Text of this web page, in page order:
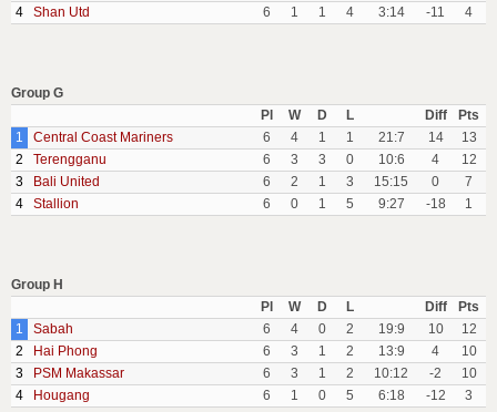
4
Shan Utd 6 1 1 4 3:14 -11 4
Group G
Pl
W D L Diff
Pts
1
Central Coast Mariners 6 4 1 1 21:7 14
13
2
Terengganu 6 3 3 0 10:6 4
12
3
Bali United 6 2 1 3 15:15 0
7
4
Stallion 6 0 1 5 9:27 -18 1
Group H
Pl
W D L Diff
Pts
1
Sabah 6 4 0 2 19:9 10
12
2
Hai Phong 6 3 1 2 13:9 4
10
3
PSM Makassar 6 3 1 2 10:12 -2
10
4
Hougang 6 1 0 5 6:18 -12 3